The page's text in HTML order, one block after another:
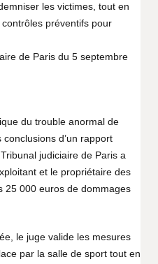
les victimes, tout en
préventifs pour
de Paris du 5 septembre
du trouble anormal de
d’un rapport
judiciaire de Paris a
et le propriétaire des
25 000 euros de dommages
le juge valide les mesures
par la salle de sport tout en